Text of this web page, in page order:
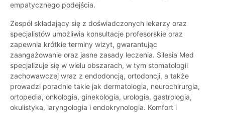
empatycznego podejścia.
Zespół składający się z doświadczonych lekarzy oraz
specjalistów umożliwia konsultacje profesorskie oraz
zapewnia krótkie terminy wizyt, gwarantując
zaangażowanie oraz jasne zasady leczenia. Silesia Med
specjalizuje się w wielu obszarach, w tym stomatologii
zachowawczej wraz z endodoncją, ortodoncji, a także
prowadzi poradnie takie jak dermatologia, neurochirurgia,
ortopedia, onkologia, ginekologia, urologia, gastrologia,
okulistyka, laryngologia i endokrynologia. Komfort i